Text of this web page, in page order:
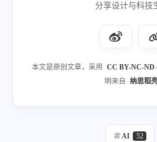
分享设计与科技
本文是原创文章，采用 CC BY-NC-ND
明来自
纳思稻
AI 52